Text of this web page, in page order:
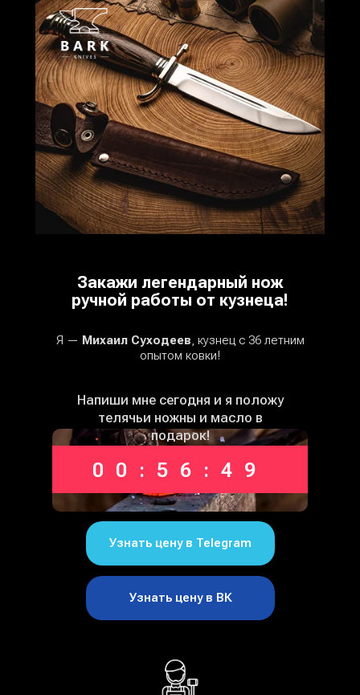
Я — Михаил Суходеев, кузнец с 36 летним
опытом ковки!
Напиши мне сегодня и я положу
телячьи ножны и масло в
подарок!
Закажи легендарный нож
ручной работы от кузнеца!
00:56:49
Узнать цену в ВК
Узнать цену в Telegram